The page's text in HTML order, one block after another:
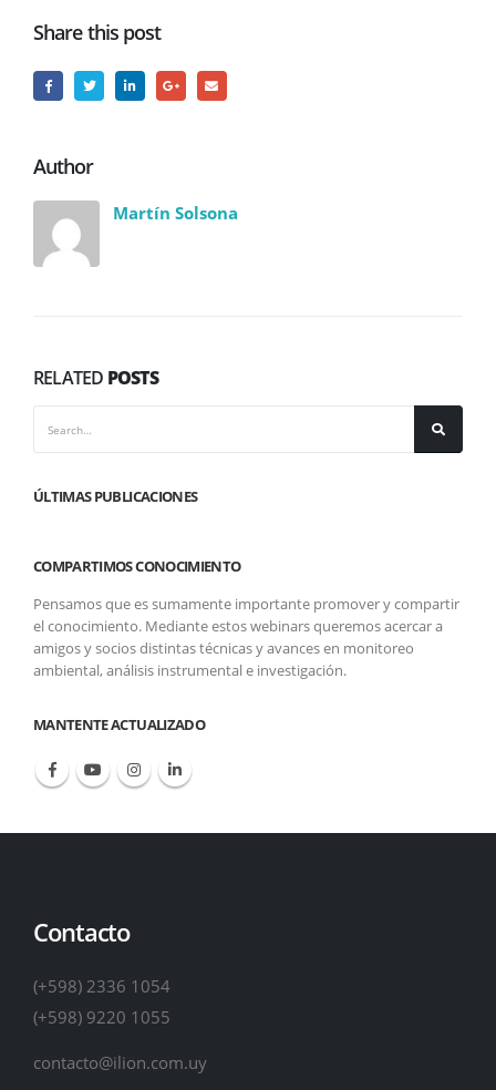
Share this post
Author
Martín Solsona
RELATED POSTS
ÚLTIMAS PUBLICACIONES
COMPARTIMOS CONOCIMIENTO
Pensamos que es sumamente importante promover y compartir
el conocimiento. Mediante estos webinars queremos acercar a
amigos y socios distintas técnicas y avances en monitoreo
ambiental, análisis instrumental e investigación.
MANTENTE ACTUALIZADO
Contacto
(+598) 2336 1054
(+598) 9220 1055
contacto@ilion.com.uy